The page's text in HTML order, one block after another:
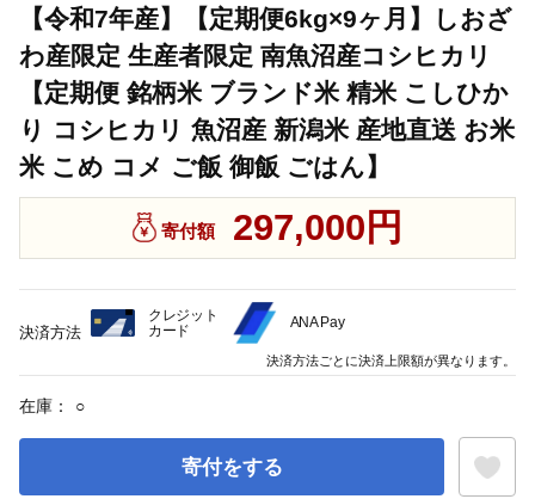
【令和7年産】【定期便6kg×9ヶ月】しおざ
わ産限定 生産者限定 南魚沼産コシヒカリ
【定期便 銘柄米 ブランド米 精米 こしひか
り コシヒカリ 魚沼産 新潟米 産地直送 お米
米 こめ コメ ご飯 御飯 ごはん】
寄付額 297,000円
在庫： ○
寄付をする
決済方法
クレジット
カード
ANA Pay
決済方法ごとに決済上限額が異なります。